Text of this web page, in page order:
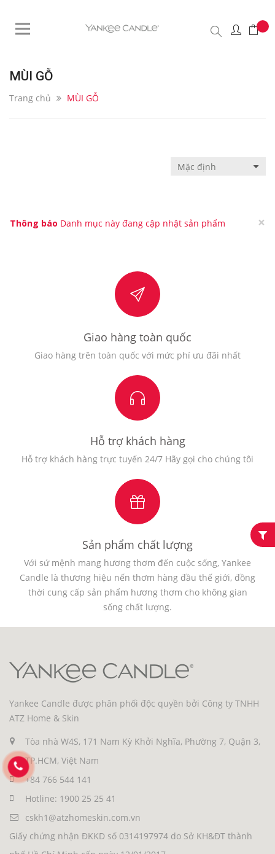
MÙI GỖ
Trang chủ MÙI GỖ
×
Thông báo Danh mục này đang cập nhật sản phẩm
Giao hàng toàn quốc
Giao hàng trên toàn quốc với mức phí ưu đãi nhất
Hỗ trợ khách hàng
Hỗ trợ khách hàng trực tuyến 24/7 Hãy gọi cho chúng tôi
Sản phẩm chất lượng
Với sứ mệnh mang hương thơm đến cuộc sống, Yankee
Candle là thương hiệu nến thơm hàng đầu thế giới, đồng
thời cung cấp sản phẩm hương thơm cho không gian
sống chất lượng.
Yankee Candle được phân phối độc quyền bởi Công ty TNHH
ATZ Home & Skin
Tòa nhà W4S, 171 Nam Kỳ Khởi Nghĩa, Phường 7, Quận 3,
TP.HCM, Việt Nam
+84 766 544 141
Hotline: 1900 25 25 41
cskh1@atzhomeskin.com.vn
Giấy chứng nhận ĐKKD số 0314197974 do Sở KH&ĐT thành